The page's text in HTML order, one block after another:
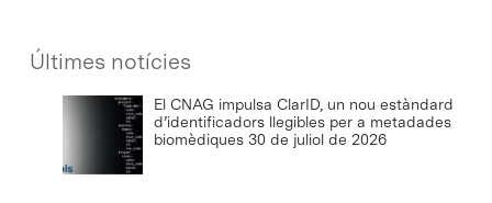
Últimes notícies
El CNAG impulsa ClarID, un nou estàndard
d’identificadors llegibles per a metadades
biomèdiques 30 de juliol de 2026